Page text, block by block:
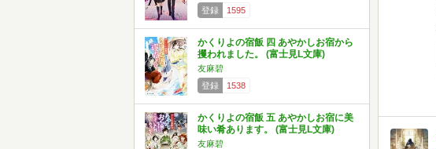
登録
1595
かくりよの宿飯 四 あやかしお宿から
攫われました。 (富士見L文庫)
友麻碧
登録
1538
かくりよの宿飯 五 あやかしお宿に美
味い肴あります。 (富士見L文庫)
友麻碧